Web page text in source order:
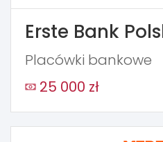
Erste Bank
Placówki bankowe
25 000 zł